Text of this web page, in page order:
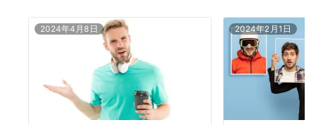
2024年4月8日 2024年2月1日